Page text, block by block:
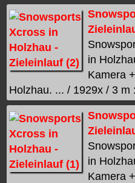
in
Kamera
Holzhau. ... / 1929x / 3 m
in
Kamera